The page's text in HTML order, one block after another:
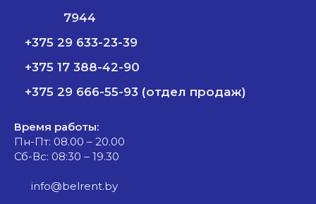
7944
+375 29 633-23-39
+375 17 388-42-90
+375 29 666-55-93 (отдел продаж)
Время работы:
Пн-Пт: 08.00 – 20.00
Сб-Вс: 08:30 – 19.30
info@belrent.by